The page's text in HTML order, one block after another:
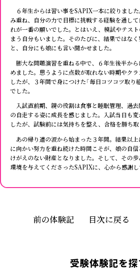
受験体験記を
６年生からは習い事をSAPIX一本に絞りまし
み重ね、自分の力で目標に挑戦する経験を通し
れが一番の願いでした。とはいえ、模試やテス
まう自分もいました。そのたびに、結果ではな
と、自分にも娘にも言い聞かせました。
膨大な問題演習を重ねる中で、６年生後半か
めました。思うように点数が取れない時期やク
したが、３年間で身につけた「毎日コツコツ取り
でした。
入試直前期、親の役割は食事と睡眠管理、過
の自走する姿に成長を感じました。入試当日も
したが、試験前には気持ちを整え、合格を勝ち取
あの帰り道の涙から始まった３年間。結果以
に向かい努力を重ね続けた時間こそが、娘の自
けがえのない財産となりました。そして、その
環境を与えてくださったSAPIXに、心から感謝し
前の体験記 目次に戻る